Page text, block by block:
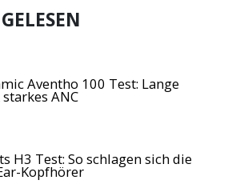
Aventho 100 Test: Lange
ANC
H3 Test: So schlagen sich die
Kopfhörer